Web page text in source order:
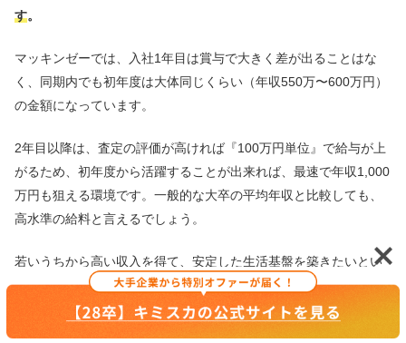
す。
マッキンゼーでは、入社1年目は賞与で大きく差が出ることはな
く、同期内でも初年度は大体同じくらい（年収550万〜600万円）
の金額になっています。
2年目以降は、査定の評価が高ければ『100万円単位』で給与が上
がるため、初年度から活躍することが出来れば、最速で年収1,000
万円も狙える環境です。一般的な大卒の平均年収と比較しても、
高水準の給料と言えるでしょう。
若いうちから高い収入を得て、安定した生活基盤を築きたいとい
う人には非常に魅力的な額です。